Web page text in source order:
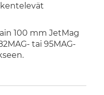
100 mm JetMag
tai 95MAG-